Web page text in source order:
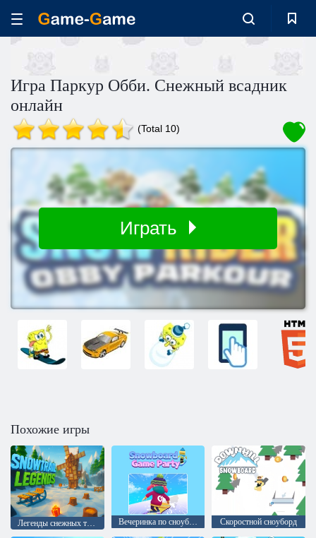
Игра Паркур Обби. Снежный всадник
онлайн
(Total 10)
Играть
Похожие игры
Легенды снежных троп Вечеринка по сноуборду Скоростной сноуборд